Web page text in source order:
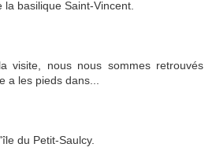
basilique Saint-Vincent.
visite, nous nous sommes retrouvés
a les pieds dans...
du Petit-Saulcy.